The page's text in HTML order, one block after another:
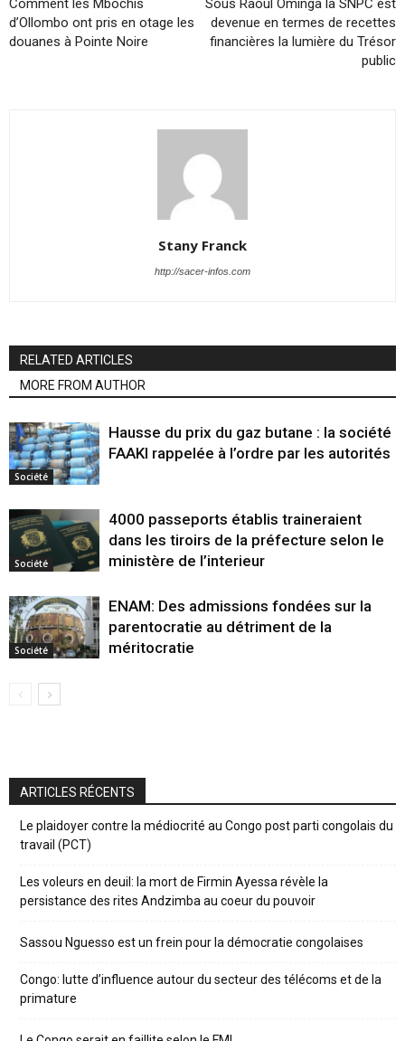
Comment les Mbochis
d’Ollombo ont pris en otage les
douanes à Pointe Noire
Sous Raoul Ominga la SNPC est
devenue en termes de recettes
financières la lumière du Trésor
public
Stany Franck
http://sacer-infos.com
RELATED ARTICLES
MORE FROM AUTHOR
Société
Hausse du prix du gaz butane : la société
FAAKI rappelée à l’ordre par les autorités
Société
4000 passeports établis traineraient
dans les tiroirs de la préfecture selon le
ministère de l’interieur
Société
ENAM: Des admissions fondées sur la
parentocratie au détriment de la
méritocratie
ARTICLES RÉCENTS
Le plaidoyer contre la médiocrité au Congo post parti congolais du
travail (PCT)
Les voleurs en deuil: la mort de Firmin Ayessa révèle la
persistance des rites Andzimba au coeur du pouvoir
Sassou Nguesso est un frein pour la démocratie congolaises
Congo: lutte d’influence autour du secteur des télécoms et de la
primature